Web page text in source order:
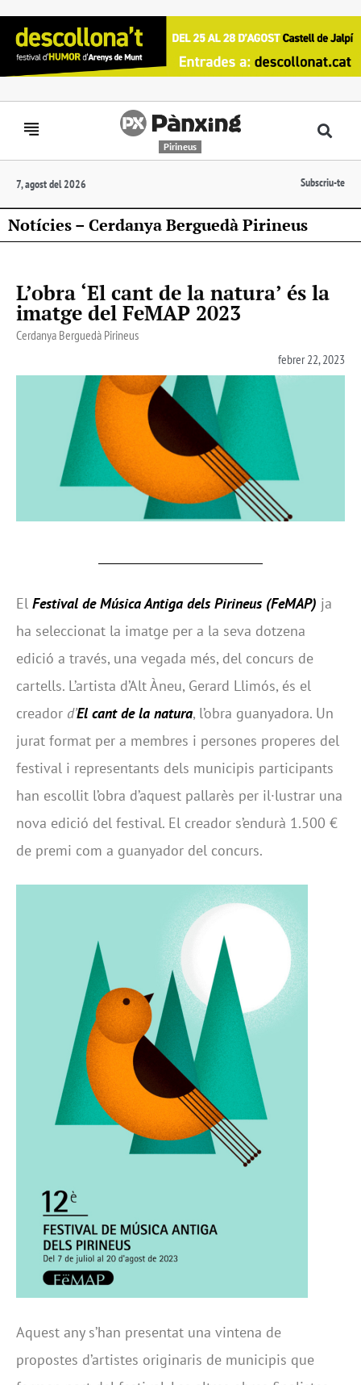
Pirineus
7, agost del 2026 Subscriu-te
Notícies – Cerdanya Berguedà Pirineus
L’obra ‘El cant de la natura’ és la
imatge del FeMAP 2023
Cerdanya Berguedà Pirineus
febrer 22, 2023
El Festival de Música Antiga dels Pirineus (FeMAP) ja
ha seleccionat la imatge per a la seva dotzena
edició a través, una vegada més, del concurs de
cartells. L’artista d’Alt Àneu, Gerard Llimós, és el
creador d’El cant de la natura, l’obra guanyadora. Un
jurat format per a membres i persones properes del
festival i representants dels municipis participants
han escollit l’obra d’aquest pallarès per il·lustrar una
nova edició del festival. El creador s’endurà 1.500 €
de premi com a guanyador del concurs.
Aquest any s’han presentat una vintena de
propostes d’artistes originaris de municipis que